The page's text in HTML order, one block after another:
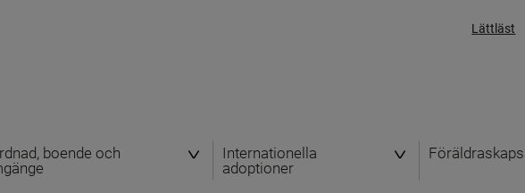
Lättläst
boende och
Internationella
adoptioner